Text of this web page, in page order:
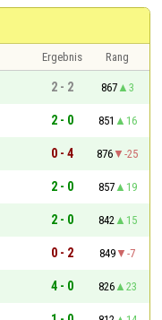
Ergebnis
Rang
2 - 2 867
3
2 - 0 851
16
0 - 4 876
-25
2 - 0 857
19
2 - 0 842
15
0 - 2 849
-7
4 - 0 826
23